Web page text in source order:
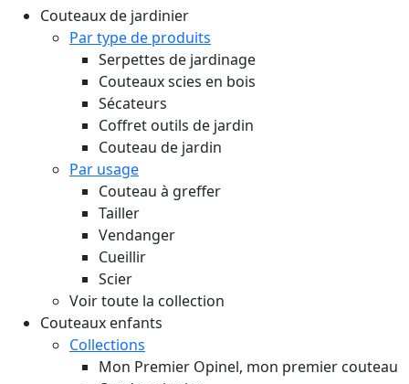
Couteaux de jardinier
Par type de produits
Serpettes de jardinage
Couteaux scies en bois
Sécateurs
Coffret outils de jardin
Couteau de jardin
Par usage
Couteau à greffer
Tailler
Vendanger
Cueillir
Scier
Voir toute la collection
Couteaux enfants
Collections
Mon Premier Opinel, mon premier couteau